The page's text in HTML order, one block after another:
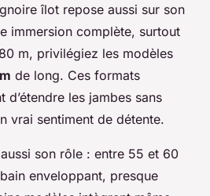
îlot repose aussi sur son
immersion complète, surtout
m, privilégiez les modèles
de long. Ces formats
d’étendre les jambes sans
vrai sentiment de détente.
son rôle : entre 55 et 60
enveloppant, presque